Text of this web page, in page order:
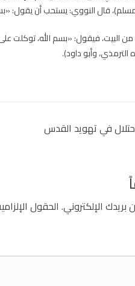
قال النووي: يستحب أن يقول:
من البيت، فيقول: «بسم الله، توكلت
الترمذي، وأبو داود).
في تهويد القدس
بريدك الإلكتروني.الحقول